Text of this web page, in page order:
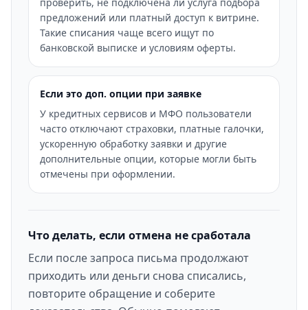
предложений или платный доступ к витрине.
Такие списания чаще всего ищут по
банковской выписке и условиям оферты.
Если это доп. опции при заявке
У кредитных сервисов и МФО пользователи
часто отключают страховки, платные галочки,
ускоренную обработку заявки и другие
дополнительные опции, которые могли быть
отмечены при оформлении.
Что делать, если отмена не сработала
Если после запроса письма продолжают
приходить или деньги снова списались,
повторите обращение и соберите